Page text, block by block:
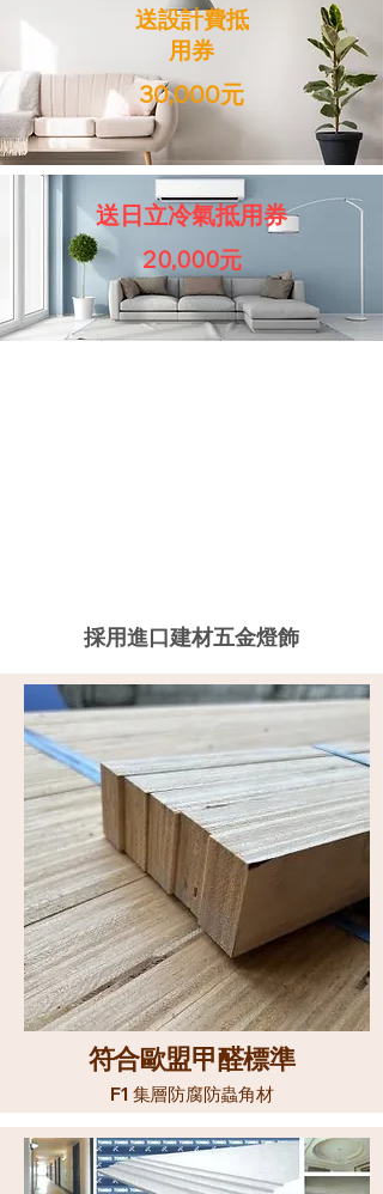
送設計費抵
用券
30,000元
送日立冷氣抵用券
20,000元
採用進口建材五金燈飾
​符合歐盟甲醛標準
F1 集層防腐防蟲角材